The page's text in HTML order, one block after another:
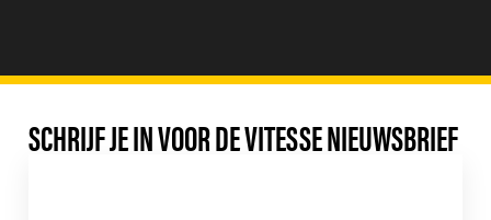
SCHRIJF JE IN VOOR DE VITESSE NIEUWSBRIEF